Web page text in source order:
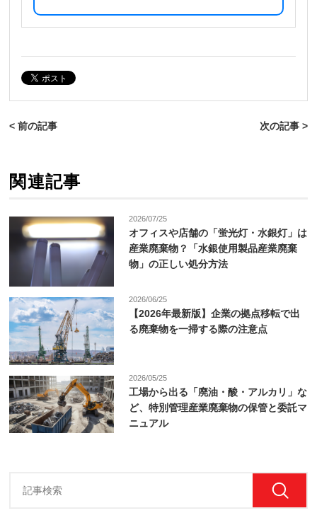
< 前の記事 次の記事 >
関連記事
2026/07/25
オフィスや店舗の「蛍光灯・水銀灯」は
産業廃棄物？「水銀使用製品産業廃棄
物」の正しい処分方法
2026/06/25
【2026年最新版】企業の拠点移転で出
る廃棄物を一掃する際の注意点
2026/05/25
工場から出る「廃油・酸・アルカリ」な
ど、特別管理産業廃棄物の保管と委託マ
ニュアル